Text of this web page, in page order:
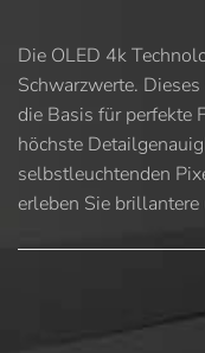
Die OLED 4k
Schwarzwerte.
die Basis für perfekte
höchste
selbstleuchtenden
erleben Sie